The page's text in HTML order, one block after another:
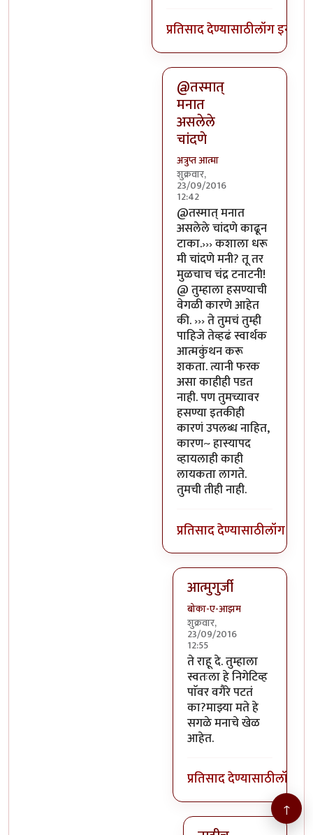
प्रतिसाद देण्यासाठीलॉग इन करा
@तस्मात्
मनात
असलेले
चांदणे
अत्रुप्त आत्मा
शुक्रवार,
23/09/2016
12:42
In reply toया भोपळ्याची
@तस्मात् मनात
असलेले चांदणे काढून
टाका.››› कशाला धरू
मी चांदणे मनी? तू तर
मुळचाच चंद्र टनाटनी!
@ तुम्हाला हसण्याची
वेगळी कारणे आहेत
की. ››› ते तुमचं तुम्ही
पाहिजे तेव्हढं स्वार्थक
आत्मकुंथन करू
शकता. त्यानी फरक
असा काहीही पडत
नाही. पण तुमच्यावर
हसण्या इतकीही
कारणं उपलब्ध नाहित,
कारण~ हास्यापद
व्हायलाही काही
लायकता लागते.
तुमची तीही नाही.
प्रतिसाद देण्यासाठीलॉग इन
आत्मुगुर्जी
बोका-ए-आझम
शुक्रवार,
23/09/2016
12:55
In reply to@तस्मात्
ते राहू दे. तुम्हाला
स्वतःला हे निगेटिव्ह
पाॅवर वगैरे पटतं
का?माझ्या मते हे
सगळे मनाचे खेळ
आहेत.
प्रतिसाद देण्यासाठीलॉग
↑